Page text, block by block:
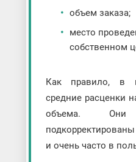
объем заказа;
место
собственном
Как правило, в
средние расценки
объема.
и очень часто в